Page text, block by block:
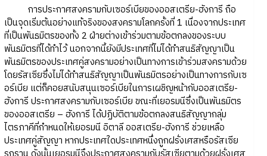
การประกาศสงครามกับเซอร์เบียของออสเตรีย-ฮังการี ถือ
เป็นจุดเริ่มต้นอย่างแท้จริงของสงครามโลกครั้งที่ 1 เนื่องจากประเทศ
ที่เป็นพันธมิตรของทั้ง 2 ฝ่ายต่างเข้าร่วมตามข้อตกลงของระบบ
พันธมิตรที่ได้ทำไว้ นอกจากนี้ยังมีประเทศที่ไม่ได้ทำสนธิสัญญาเป็น
พันธมิตรของประเทศคู่สงครามอย่างเป็นทางการเข้าร่วมสงครามด้วย
โดยรัสเซียซึ่งไม่ได้ทำสนธิสัญญาเป็นพันธมิตรอย่างเป็นทางการกับเซ
อร์เบีย แต่ก็คอยสนับสนุนเซอร์เบียในการเผชิญหน้ากับออสเตรีย-
ฮังการี ประกาศสงครามกับเซอร์เบีย ขณะที่เยอรมนีซึ่งเป็นพันธมิตร
ของออสเตรีย – ฮังการี ได้ปฏิบัติตามข้อตกลงสนธิสัญญากลุ่ม
ไตรภาคีที่กำหนดให้เยอรมนี อิตาลี ออสเตรีย-ฮังการี ช่วยเหลือ
ประเทศคู่สัญญา หากประเทศใดประเทศหนึ่งถูกฝรั่งเศสหรือรัสเซีย